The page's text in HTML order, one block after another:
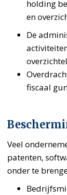
holding
en
De
fiscaal
Veel
patenten,
onder te